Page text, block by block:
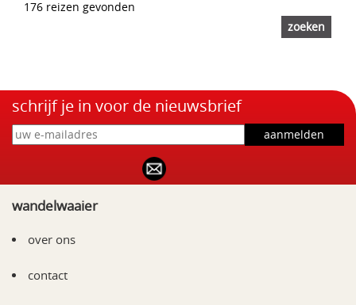
176 reizen gevonden
schrijf je in voor de nieuwsbrief
wandelwaaier
over ons
contact